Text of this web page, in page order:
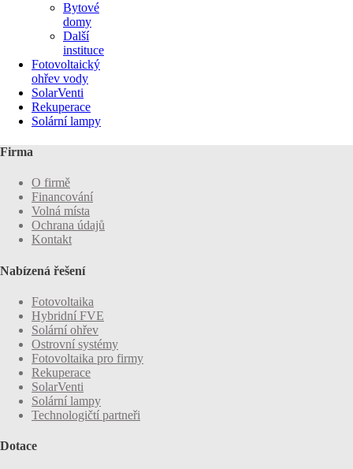
Bytové
domy
Další
instituce
Fotovoltaický
ohřev vody
SolarVenti
Rekuperace
Solární lampy
Firma
O firmě
Financování
Volná místa
Ochrana údajů
Kontakt
Nabízená řešení
Fotovoltaika
Hybridní FVE
Solární ohřev
Ostrovní systémy
Fotovoltaika pro firmy
Rekuperace
SolarVenti
Solární lampy
Technologičtí partneři
Dotace